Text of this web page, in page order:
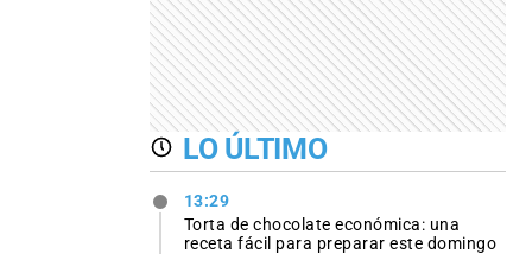
LO ÚLTIMO
13:29
Torta de chocolate económica: una
receta fácil para preparar este domingo